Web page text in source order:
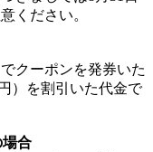
ください。
クーポンを発券いた
）を割引いた代金で
合